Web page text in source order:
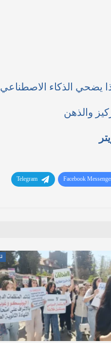
يضحي الذكاء
Facebook
Telegram